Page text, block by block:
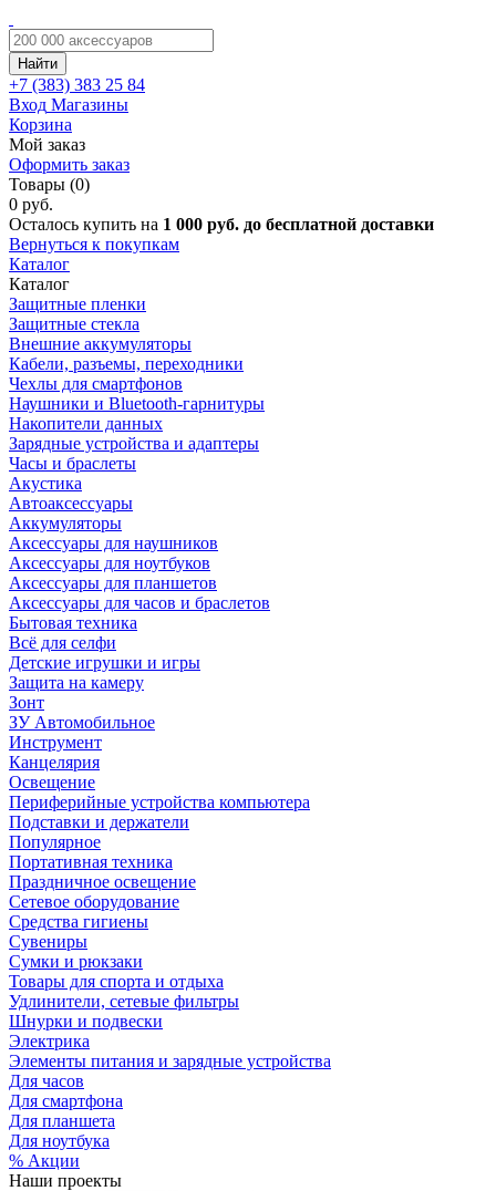
Найти
+7 (383) 383 25 84
Вход Магазины
Корзина
Мой заказ
Оформить заказ
Товары (0)
0 руб.
Осталось купить на 1 000 руб. до бесплатной доставки
Вернуться к покупкам
Каталог
Каталог
Защитные пленки
Защитные стекла
Внешние аккумуляторы
Кабели, разъемы, переходники
Чехлы для смартфонов
Наушники и Bluetooth-гарнитуры
Накопители данных
Зарядные устройства и адаптеры
Часы и браслеты
Акустика
Автоаксессуары
Аккумуляторы
Аксессуары для наушников
Аксессуары для ноутбуков
Аксессуары для планшетов
Аксессуары для часов и браслетов
Бытовая техника
Всё для селфи
Детские игрушки и игры
Защита на камеру
Зонт
ЗУ Автомобильное
Инструмент
Канцелярия
Освещение
Периферийные устройства компьютера
Подставки и держатели
Популярное
Портативная техника
Праздничное освещение
Сетевое оборудование
Средства гигиены
Сувениры
Сумки и рюкзаки
Товары для спорта и отдыха
Удлинители, сетевые фильтры
Шнурки и подвески
Электрика
Элементы питания и зарядные устройства
Для часов
Для смартфона
Для планшета
Для ноутбука
% Акции
Наши проекты